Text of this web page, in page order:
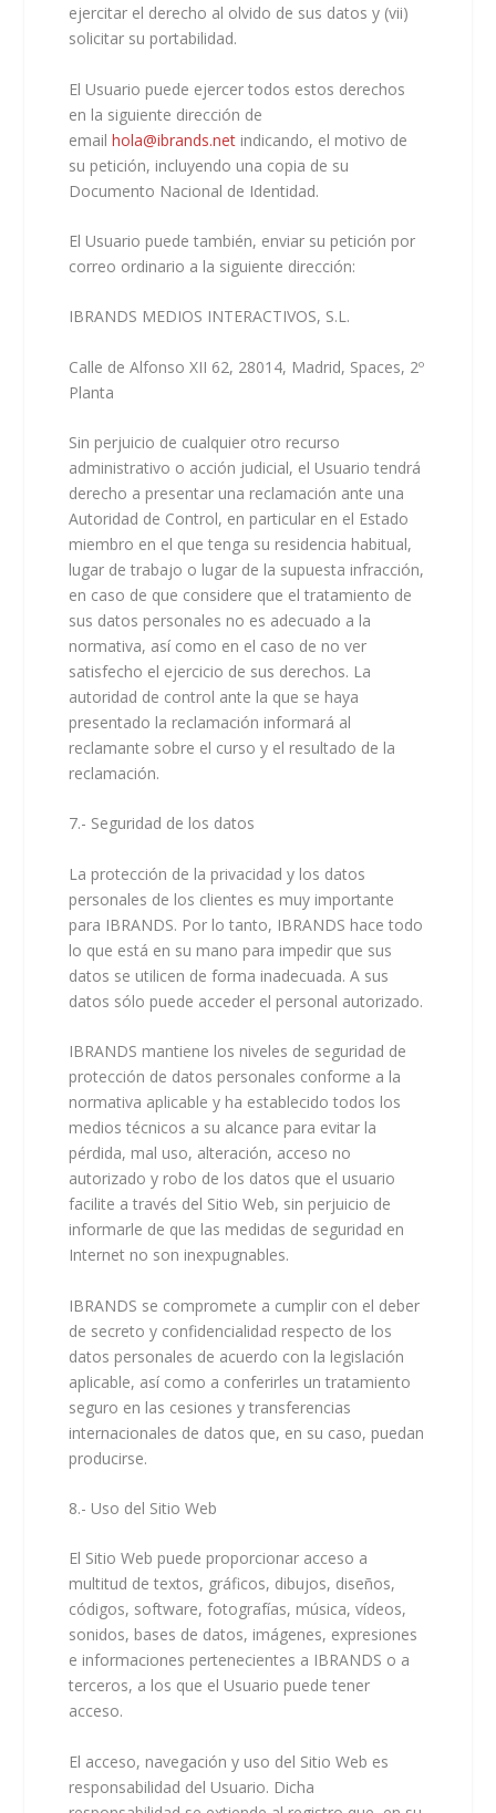
ejercitar el derecho al olvido de sus datos y (vii)
solicitar su portabilidad.
El Usuario puede ejercer todos estos derechos
en la siguiente dirección de
emailhola@ibrands.net indicando, el motivo de
su petición, incluyendo una copia de su
Documento Nacional de Identidad.
El Usuario puede también, enviar su petición por
correo ordinario a la siguiente dirección:
IBRANDS MEDIOS INTERACTIVOS, S.L.
Calle de Alfonso XII 62, 28014, Madrid, Spaces, 2º
Planta
Sin perjuicio de cualquier otro recurso
administrativo o acción judicial, el Usuario tendrá
derecho a presentar una reclamación ante una
Autoridad de Control, en particular en el Estado
miembro en el que tenga su residencia habitual,
lugar de trabajo o lugar de la supuesta infracción,
en caso de que considere que el tratamiento de
sus datos personales no es adecuado a la
normativa, así como en el caso de no ver
satisfecho el ejercicio de sus derechos. La
autoridad de control ante la que se haya
presentado la reclamación informará al
reclamante sobre el curso y el resultado de la
reclamación.
7.- Seguridad de los datos
La protección de la privacidad y los datos
personales de los clientes es muy importante
para IBRANDS. Por lo tanto, IBRANDS hace todo
lo que está en su mano para impedir que sus
datos se utilicen de forma inadecuada. A sus
datos sólo puede acceder el personal autorizado.
IBRANDS mantiene los niveles de seguridad de
protección de datos personales conforme a la
normativa aplicable y ha establecido todos los
medios técnicos a su alcance para evitar la
pérdida, mal uso, alteración, acceso no
autorizado y robo de los datos que el usuario
facilite a través del Sitio Web, sin perjuicio de
informarle de que las medidas de seguridad en
Internet no son inexpugnables.
IBRANDS se compromete a cumplir con el deber
de secreto y confidencialidad respecto de los
datos personales de acuerdo con la legislación
aplicable, así como a conferirles un tratamiento
seguro en las cesiones y transferencias
internacionales de datos que, en su caso, puedan
producirse.
8.- Uso del Sitio Web
El Sitio Web puede proporcionar acceso a
multitud de textos, gráficos, dibujos, diseños,
códigos, software, fotografías, música, vídeos,
sonidos, bases de datos, imágenes, expresiones
e informaciones pertenecientes a IBRANDS o a
terceros, a los que el Usuario puede tener
acceso.
El acceso, navegación y uso del Sitio Web es
responsabilidad del Usuario. Dicha